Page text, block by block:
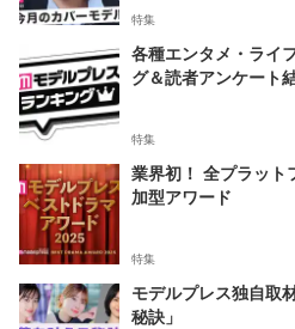
特集
各種エンタメ・ライ
グ＆読者アンケート
特集
業界初！ 全プラット
加型アワード
特集
モデルプレス独自取
秘訣」